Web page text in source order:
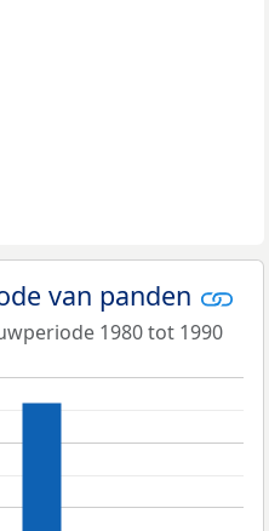
van panden
1980 tot 1990